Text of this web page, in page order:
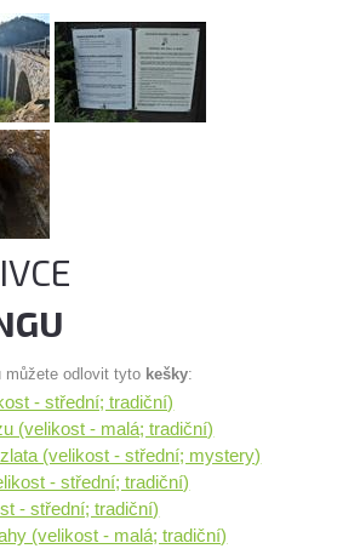
můžete odlovit tyto kešky:
- střední; tradiční)
(velikost - malá; tradiční)
(velikost - střední; mystery)
- střední; tradiční)
- střední; tradiční)
(velikost - malá; tradiční)